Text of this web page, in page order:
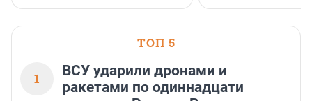
ТОП 5
1
ВСУ ударили дронами и
ракетами по одиннадцати